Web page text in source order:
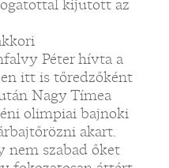
kijutott az
Péter hívta a
itt is tőredzőként
Nagy Tímea
olimpiai bajnoki
akart.
nem szabad őket